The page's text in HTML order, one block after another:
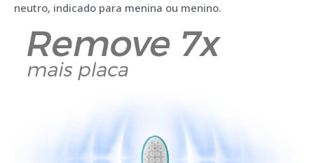
neutro, indicado para menina ou menino.